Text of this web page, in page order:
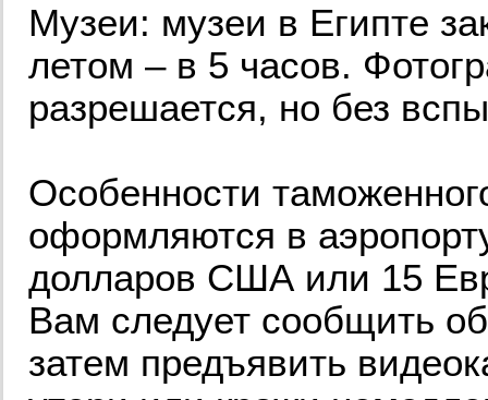
Музеи: музеи в Египте
летом – в 5 часов.
разрешается, но без
Особенности
оформляются в
долларов США или 15
Вам следует сообщить
затем предъявить